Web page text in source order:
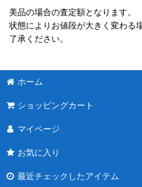
美品の場合の査定額となります。
状態によりお値段が大きく変わる
了承ください。
ホーム
ショッピングカート
マイページ
お気に入り
最近チェックしたアイテム